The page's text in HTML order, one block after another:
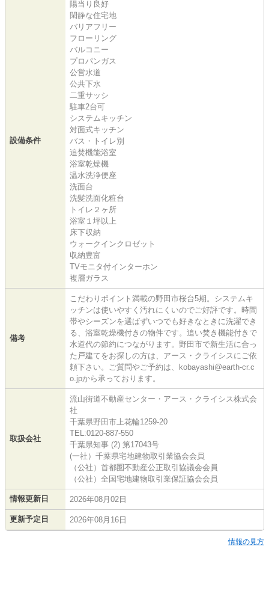
設備条件
陽当り良好
閑静な住宅地
バリアフリー
フローリング
バルコニー
プロパンガス
公営水道
公共下水
二重サッシ
駐車2台可
システムキッチン
対面式キッチン
バス・トイレ別
追焚機能浴室
浴室乾燥機
温水洗浄便座
洗面台
洗髪洗面化粧台
トイレ２ヶ所
浴室１坪以上
床下収納
ウォークインクロゼット
収納豊富
TVモニタ付インターホン
複層ガラス
備考
こだわりポイント満載の野田市桜台5期。システムキ
ッチンは使いやすく汚れにくいのでご好評です。時間
帯やシーズンを選ばずいつでも好きなときに洗濯でき
る、浴室乾燥機付きの物件です。追い焚き機能付きで
水道代の節約につながります。野田市で新生活に合っ
た戸建てをお探しの方は、アース・クライシスにご依
頼下さい。ご質問やご予約は、kobayashi@earth-cr.c
o.jpから承っております。
取扱会社
流山街道不動産センター・アース・クライシス株式会
社
千葉県野田市上花輪1259-20
TEL:0120-887-550
千葉県知事 (2) 第17043号
(一社）千葉県宅地建物取引業協会会員
（公社）首都圏不動産公正取引協議会会員
（公社）全国宅地建物取引業保証協会会員
情報更新日 2026年08月02日
更新予定日 2026年08月16日
情報の見方